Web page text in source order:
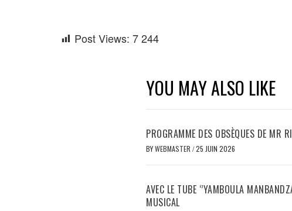
Post Views: 7 244
YOU MAY ALSO LIKE
PROGRAMME DES OBSÈQUES DE MR
BYWEBMASTER /25 JUIN 2026
AVEC LE TUBE ‘’YAMBOULA
MUSICAL